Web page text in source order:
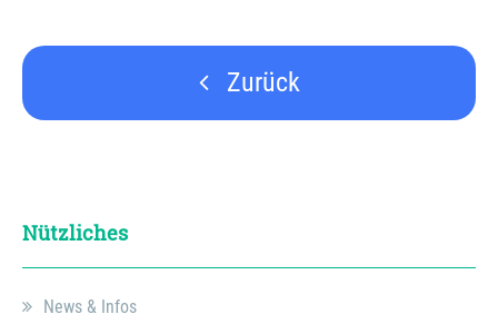
Zurück
Nützliches
News & Infos